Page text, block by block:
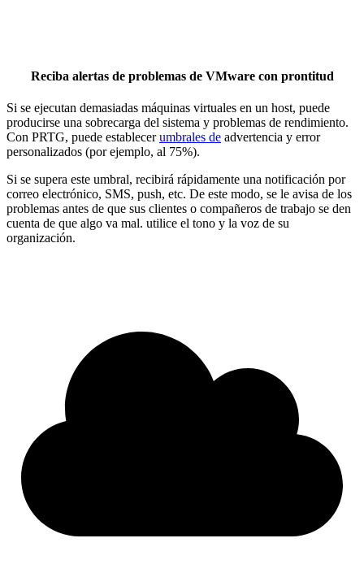
Reciba alertas de problemas de VMware con prontitud
Si se ejecutan demasiadas máquinas virtuales en un host, puede
producirse una sobrecarga del sistema y problemas de rendimiento.
Con PRTG, puede establecerumbrales de advertencia y error
personalizados (por ejemplo, al 75%).
Si se supera este umbral, recibirá rápidamente una notificación por
correo electrónico, SMS, push, etc. De este modo, se le avisa de los
problemas antes de que sus clientes o compañeros de trabajo se den
cuenta de que algo va mal. utilice el tono y la voz de su
organización.